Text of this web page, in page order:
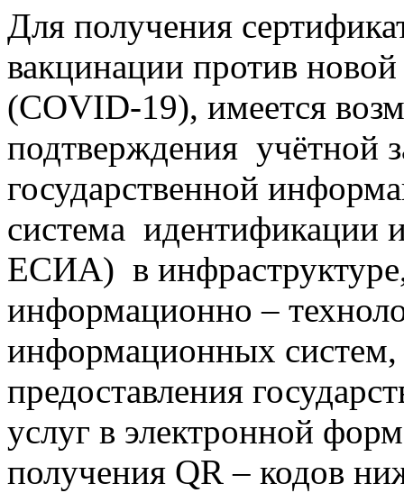
Для получения
вакцинации против
(COVID-19), имеется
подтверждения учётной
государственной
система идентификации
ЕСИА) в
информационно –
информационных
предоставления
услуг в электронной
получения QR – кодов